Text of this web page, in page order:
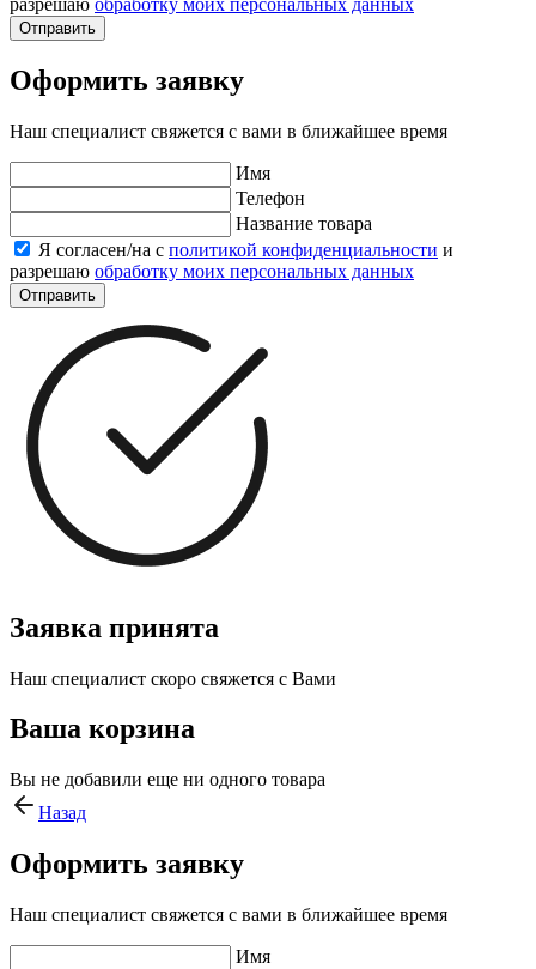
Отправить
Оформить заявку
Наш специалист свяжется с вами в ближайшее время
Имя
Телефон
Название товара
Я согласен/на с политикой конфиденциальности и
разрешаю обработку моих персональных данных
Отправить
Заявка принята
Наш специалист скоро свяжется с Вами
Ваша корзина
Вы не добавили еще ни одного товара
Назад
Оформить заявку
Наш специалист свяжется с вами в ближайшее время
Имя